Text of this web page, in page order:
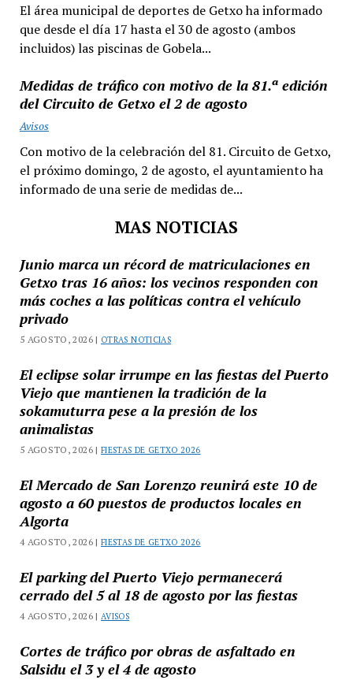
El área municipal de deportes de Getxo ha informado
que desde el día 17 hasta el 30 de agosto (ambos
incluidos) las piscinas de Gobela...
Medidas de tráfico con motivo de la 81.ª edición
del Circuito de Getxo el 2 de agosto
Avisos
Con motivo de la celebración del 81. Circuito de Getxo,
el próximo domingo, 2 de agosto, el ayuntamiento ha
informado de una serie de medidas de...
MAS NOTICIAS
Junio marca un récord de matriculaciones en
Getxo tras 16 años: los vecinos responden con
más coches a las políticas contra el vehículo
privado
5 AGOSTO, 2026 | OTRAS NOTICIAS
El eclipse solar irrumpe en las fiestas del Puerto
Viejo que mantienen la tradición de la
sokamuturra pese a la presión de los
animalistas
5 AGOSTO, 2026 |FIESTAS DE GETXO 2026
El Mercado de San Lorenzo reunirá este 10 de
agosto a 60 puestos de productos locales en
Algorta
4 AGOSTO, 2026 |FIESTAS DE GETXO 2026
El parking del Puerto Viejo permanecerá
cerrado del 5 al 18 de agosto por las fiestas
4 AGOSTO, 2026 |AVISOS
Cortes de tráfico por obras de asfaltado en
Salsidu el 3 y el 4 de agosto